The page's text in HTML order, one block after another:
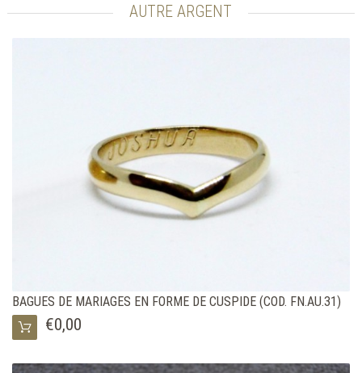
AUTRE ARGENT
BAGUES DE MARIAGES EN FORME DE CUSPIDE (COD. FN.AU.31)
€0,00